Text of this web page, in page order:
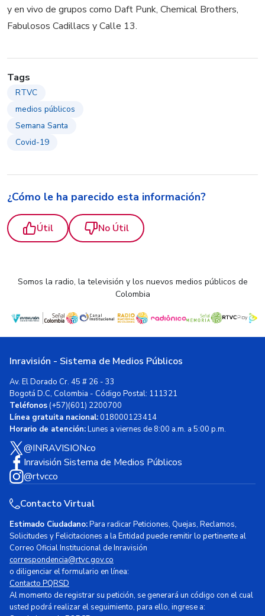
y en vivo de grupos como Daft Punk, Chemical Brothers,
Fabulosos Cadillacs y Calle 13.
Tags
RTVC
medios públicos
Semana Santa
Covid-19
¿Cómo le ha parecido esta información?
Útil No Útil
Somos la radio, la televisión y los nuevos medios públicos de
Colombia
Inravisión - Sistema de Medios Públicos
Av. El Dorado Cr. 45 # 26 - 33
Bogotá D.C, Colombia - Código Postal: 111321
Teléfonos(+57)(601) 2200700
Línea gratuita nacional:018000123414
Horario de atención:Lunes a viernes de 8:00 a.m. a 5:00 p.m.
@INRAVISIONco
Inravisión Sistema de Medios Públicos
@rtvcco
Contacto Virtual
Estimado Ciudadano:Para radicar Peticiones, Quejas, Reclamos,
Solicitudes y Felicitaciones a la Entidad puede remitir lo pertinente al
Correo Oficial Institucional de Inravisión
correspondencia@rtvc.gov.co
o diligenciar el formulario en línea:
Contacto PQRSD
Al momento de registrar su petición, se generará un código con el cual
usted podrá realizar el seguimiento, para ello, ingrese a: